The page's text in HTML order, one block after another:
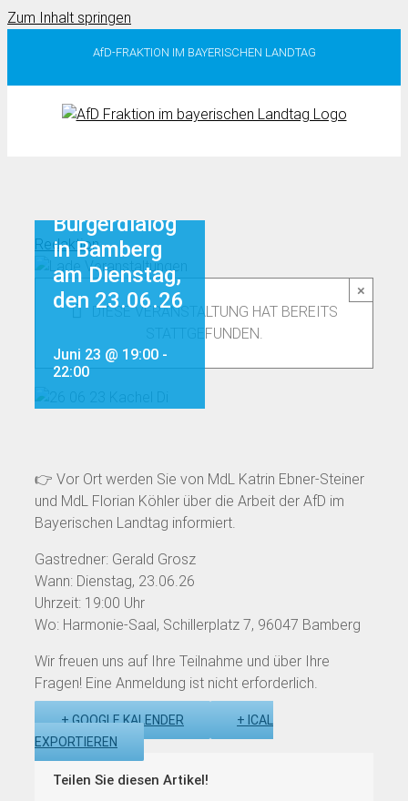
Zum Inhalt springen
AfD-FRAKTION IM BAYERISCHEN LANDTAG
Redaktion
×
DIESE VERANSTALTUNG HAT BEREITS
STATTGEFUNDEN.
Bürgerdialog
in Bamberg
am Dienstag,
den 23.06.26
Juni 23 @ 19:00 -
22:00
👉 Vor Ort werden Sie von MdL Katrin Ebner-Steiner
und MdL Florian Köhler über die Arbeit der AfD im
Bayerischen Landtag informiert.
Gastredner: Gerald Grosz
Wann: Dienstag, 23.06.26
Uhrzeit: 19:00 Uhr
Wo: Harmonie-Saal, Schillerplatz 7, 96047 Bamberg
Wir freuen uns auf Ihre Teilnahme und über Ihre
Fragen! Eine Anmeldung ist nicht erforderlich.
+ GOOGLE KALENDER
+ ICAL
EXPORTIEREN
Teilen Sie diesen Artikel!